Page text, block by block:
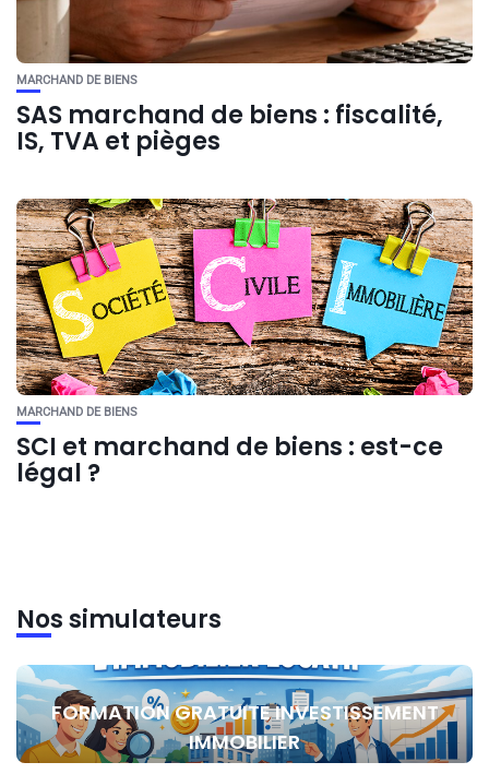
MARCHAND DE BIENS
SAS marchand de biens : fiscalité,
IS, TVA et pièges
MARCHAND DE BIENS
SCI et marchand de biens : est-ce
légal ?
Nos simulateurs
FORMATION GRATUITE INVESTISSEMENT
IMMOBILIER